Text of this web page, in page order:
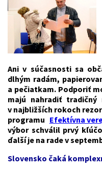
Ani v súčasnosti sa
dlhým radám,
a pečiatkam. Podporiť
majú nahradiť tradičný
v najbližších rokoch
programu Efektívna
výbor schválil prvý
ďalší je na rade v
Slovensko čaká